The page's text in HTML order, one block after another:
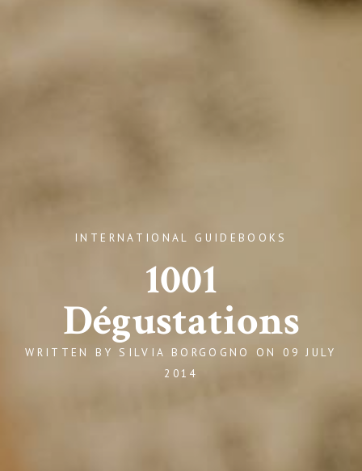
INTERNATIONAL GUIDEBOOKS
1001
Dégustations
WRITTEN BY SILVIA BORGOGNO ON
09 JULY
2014